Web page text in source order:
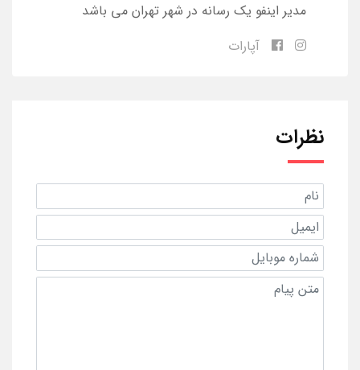
مدیر اینفو یک رسانه در شهر تهران می باشد
آپارات
نظرات